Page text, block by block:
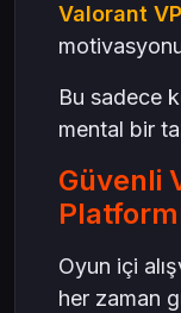
Valorant VP
Bu sadece
mental bir
Güvenli
Oyun içi
her zaman